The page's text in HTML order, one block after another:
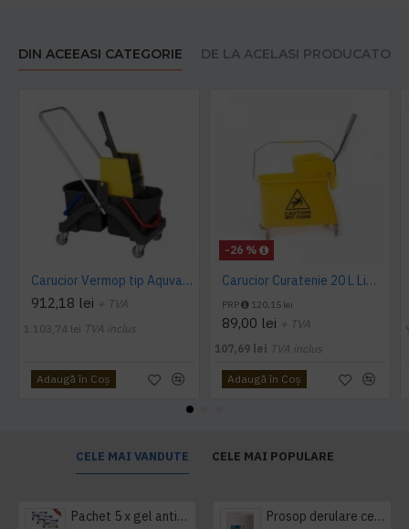
DIN ACEEASI CATEGORIE DE LA ACELASI PRODUCATOR
Carucior Vermop tip Aquva, 2*17L cu storcator
912,18 lei + TVA
1.103,74 lei TVA inclus
Adaugă în Coş
-26 %
Carucior Curatenie 20 L Limpio, 3.0 kg, 46x27x29cm
PRP 120,15 lei
89,00 lei + TVA
107,69 lei TVA inclus
Adaugă în Coş
CELE MAI VANDUTE CELE MAI POPULARE
Pachet 5 x gel antibacterian 50ml si 3 x Servetele antibacteriene 48 buc Hygienium Prosop derulare centrala 1 pliu, 300 m Tork